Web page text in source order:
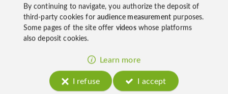
By continuing to navigate, you authorize the deposit of
third-party cookies foraudience measurementpurposes.
Some pages of the site offer videoswhose platforms
also deposit cookies.
Learn more
I refuse
I accept